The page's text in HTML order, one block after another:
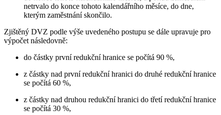
netrvalo do konce tohoto kalendářního měsíce, do dne,
kterým zaměstnání skončilo.
Zjištěný DVZ podle výše uvedeného postupu se dále upravuje pro
výpočet následovně:
do částky první redukční hranice se počítá 90 %,
z částky nad první redukční hranici do druhé redukční hranice
se počítá 60 %,
z částky nad druhou redukční hranici do třetí redukční hranice
se počítá 30 %,